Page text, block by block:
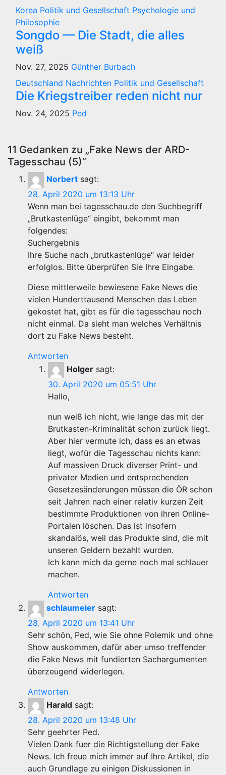
Korea Politik und Gesellschaft Psychologie und
Philosophie
Songdo — Die Stadt, die alles
weiß
Nov. 27, 2025 Günther Burbach
Deutschland Nachrichten Politik und Gesellschaft
Die Kriegstreiber reden nicht nur
Nov. 24, 2025 Ped
11 Gedanken zu „Fake News der ARD-
Tagesschau (5)“
Norbert sagt:
28. April 2020 um 13:13 Uhr
Wenn man bei tagesschau.de den Suchbegriff
„Brutkastenlüge“ eingibt, bekommt man
folgendes:
Suchergebnis
Ihre Suche nach „brutkastenlüge“ war leider
erfolglos. Bitte überprüfen Sie Ihre Eingabe.
Diese mittlerweile bewiesene Fake News die
vielen Hunderttausend Menschen das Leben
gekostet hat, gibt es für die tagesschau noch
nicht einmal. Da sieht man welches Verhältnis
dort zu Fake News besteht.
Antworten
Holger sagt:
30. April 2020 um 05:51 Uhr
Hallo,
nun weiß ich nicht, wie lange das mit der
Brutkasten-Kriminalität schon zurück liegt.
Aber hier vermute ich, dass es an etwas
liegt, wofür die Tagesschau nichts kann:
Auf massiven Druck diverser Print- und
privater Medien und entsprechenden
Gesetzesänderungen müssen die ÖR schon
seit Jahren nach einer relativ kurzen Zeit
bestimmte Produktionen von ihren Online-
Portalen löschen. Das ist insofern
skandalös, weil das Produkte sind, die mit
unseren Geldern bezahlt wurden.
Ich kann mich da gerne noch mal schlauer
machen.
Antworten
schlaumeier sagt:
28. April 2020 um 13:41 Uhr
Sehr schön, Ped, wie Sie ohne Polemik und ohne
Show auskommen, dafür aber umso treffender
die Fake News mit fundierten Sachargumenten
überzeugend widerlegen.
Antworten
Harald sagt:
28. April 2020 um 13:48 Uhr
Sehr geehrter Ped.
Vielen Dank fuer die Richtigstellung der Fake
News. Ich freue mich immer auf Ihre Artikel, die
auch Grundlage zu einigen Diskussionen in